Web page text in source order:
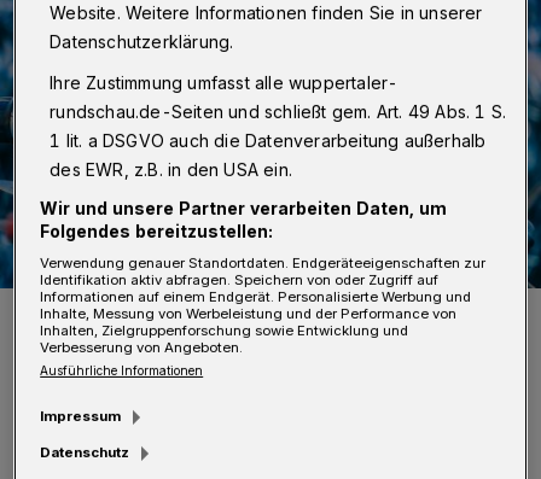
Symbolbild.
Foto: Couleur
Website. Weitere Informationen finden Sie in unserer
Datenschutzerklärung.
Ihre Zustimmung umfasst alle wuppertaler-
rundschau.de-Seiten und schließt gem. Art. 49 Abs. 1 S.
1 lit. a DSGVO auch die Datenverarbeitung außerhalb
des EWR, z.B. in den USA ein.
Wir und unsere Partner verarbeiten Daten, um
Folgendes bereitzustellen:
Verwendung genauer Standortdaten. Endgeräteeigenschaften zur
Identifikation aktiv abfragen. Speichern von oder Zugriff auf
Informationen auf einem Endgerät. Personalisierte Werbung und
Inhalte, Messung von Werbeleistung und der Performance von
Inhalten, Zielgruppenforschung sowie Entwicklung und
Verbesserung von Angeboten.
Ausführliche Informationen
Impressum
Datenschutz